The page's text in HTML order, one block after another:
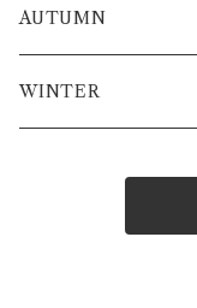
AUTUMN
WINTER